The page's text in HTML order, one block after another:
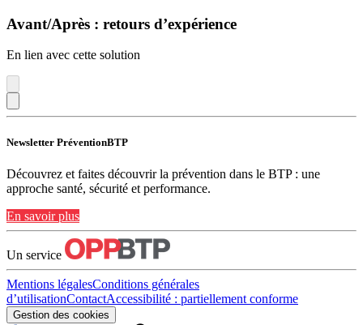
Avant/Après : retours d’expérience
En lien avec cette solution
Newsletter PréventionBTP
Découvrez et faites découvrir la prévention dans le BTP : une
approche santé, sécurité et performance.
En savoir plus
Un service
Mentions légalesConditions générales
d’utilisationContactAccessibilité : partiellement conforme
Gestion des cookies